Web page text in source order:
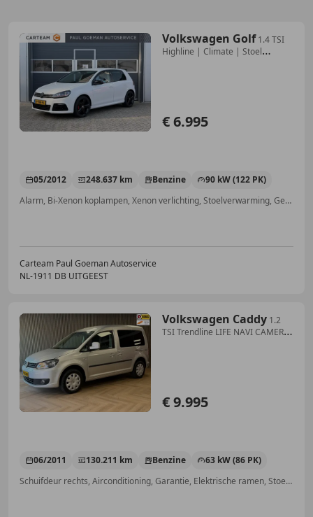
Volkswagen Golf 1.4 TSI
Highline | Climate | Stoel
€ 6.995
05/2012 248.637 km Benzine
90 kW (122 PK)
Alarm, Bi-Xenon koplampen, Xenon verlichting, Stoelverwarming, Getinte ramen, Winterpakket, Binnenspiegel automatisch dimmend, Lichtmetalen velgen
Carteam Paul Goeman Autoservice
NL-1911 DB UITGEEST
Volkswagen Caddy 1.2
TSI Trendline LIFE NAVI CAMERA
€ 9.995
06/2011 130.211 km Benzine
63 kW (86 PK)
Schuifdeur rechts, Airconditioning, Garantie, Elektrische ramen, Stoelverwarming, Getinte ramen, Trekhaak, Isofix